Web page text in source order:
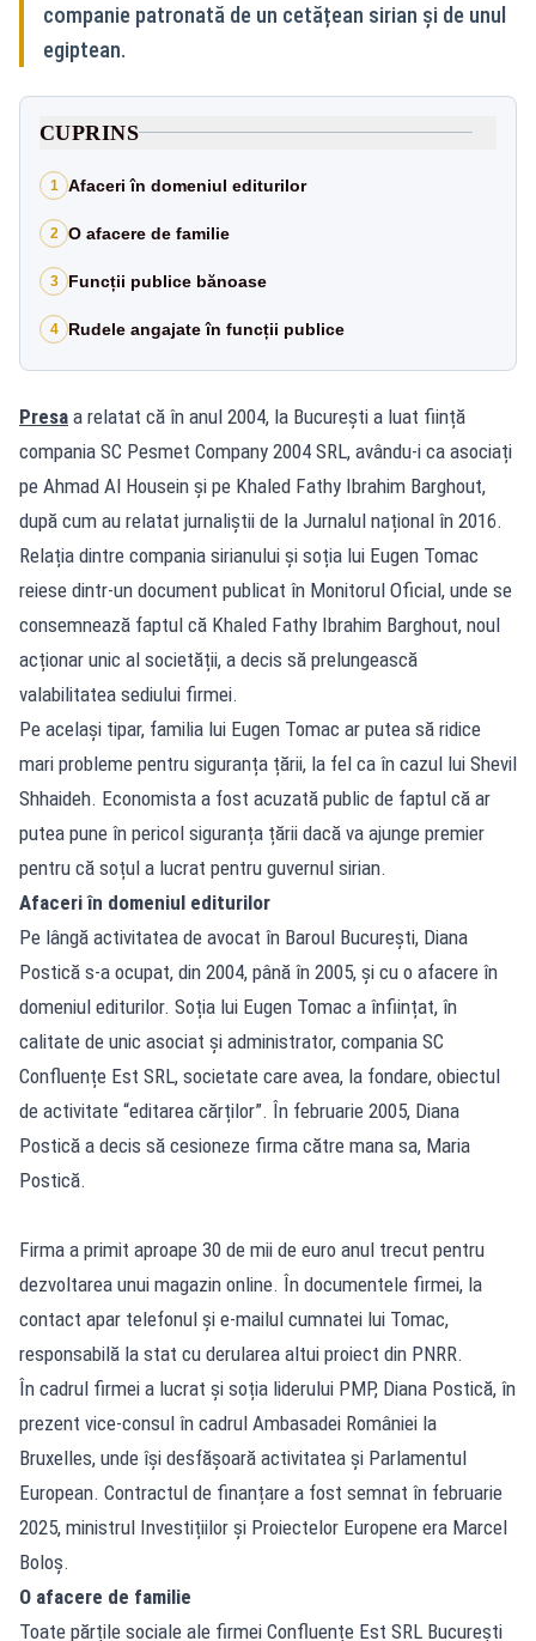
companie patronată de un cetățean sirian și de unul
egiptean.
CUPRINS
1 Afaceri în domeniul editurilor
2 O afacere de familie
3 Funcții publice bănoase
4 Rudele angajate în funcții publice
Presa a relatat că în anul 2004, la București a luat ființă
compania SC Pesmet Company 2004 SRL, avându-i ca asociați
pe Ahmad Al Housein și pe Khaled Fathy Ibrahim Barghout,
după cum au relatat jurnaliștii de la Jurnalul național în 2016.
Relația dintre compania sirianului și soția lui Eugen Tomac
reiese dintr-un document publicat în Monitorul Oficial, unde se
consemnează faptul că Khaled Fathy Ibrahim Barghout, noul
acționar unic al societății, a decis să prelungească
valabilitatea sediului firmei.
Pe același tipar, familia lui Eugen Tomac ar putea să ridice
mari probleme pentru siguranța țării, la fel ca în cazul lui Shevil
Shhaideh. Economista a fost acuzată public de faptul că ar
putea pune în pericol siguranța țării dacă va ajunge premier
pentru că soțul a lucrat pentru guvernul sirian.
Afaceri în domeniul editurilor
Pe lângă activitatea de avocat în Baroul București, Diana
Postică s-a ocupat, din 2004, până în 2005, și cu o afacere în
domeniul editurilor. Soția lui Eugen Tomac a înființat, în
calitate de unic asociat și administrator, compania SC
Confluențe Est SRL, societate care avea, la fondare, obiectul
de activitate “editarea cărților”. În februarie 2005, Diana
Postică a decis să cesioneze firma către mana sa, Maria
Postică.
Firma a primit aproape 30 de mii de euro anul trecut pentru
dezvoltarea unui magazin online. În documentele firmei, la
contact apar telefonul și e-mailul cumnatei lui Tomac,
responsabilă la stat cu derularea altui proiect din PNRR.
În cadrul firmei a lucrat și soția liderului PMP, Diana Postică, în
prezent vice-consul în cadrul Ambasadei României la
Bruxelles, unde își desfășoară activitatea și Parlamentul
European. Contractul de finanțare a fost semnat în februarie
2025, ministrul Investițiilor și Proiectelor Europene era Marcel
Boloș.
O afacere de familie
Toate părțile sociale ale firmei Confluențe Est SRL București